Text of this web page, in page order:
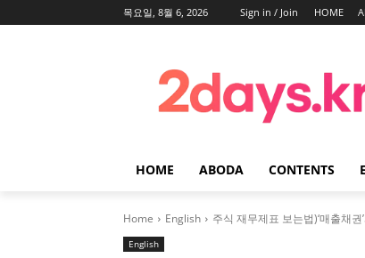
목요일, 8월 6, 2026 Sign in / Join HOME
HOME ABODA CONTENTS
Home English 주식 재무제표 보는법)‘매출채
English